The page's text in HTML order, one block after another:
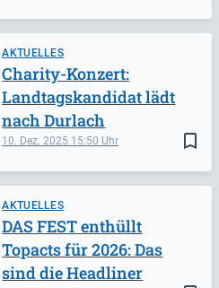
AKTUELLES
bookmark_border
10. Dez. 2025 15:50
Charity-Konzert:
Landtagskandidat lädt
nach Durlach
AKTUELLES
DAS FEST enthüllt
Topacts für 2026: Das
sind die Headliner